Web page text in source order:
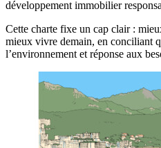
développement immobilier
Cette charte fixe un cap clair :
mieux vivre demain, en conciliant
l’environnement et réponse aux